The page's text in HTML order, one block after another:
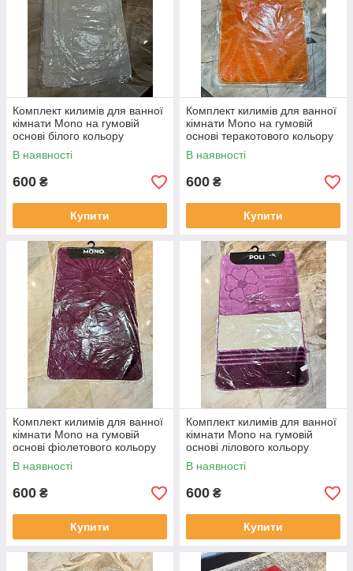
Комплект килимів для ванної
кімнати Mono на гумовій
основі білого кольору
В наявності
600 ₴
Купити
Комплект килимів для ванної
кімнати Mono на гумовій
основі теракотового кольору
В наявності
600 ₴
Купити
Комплект килимів для ванної
кімнати Mono на гумовій
основі фіолетового кольору
В наявності
600 ₴
Купити
Комплект килимів для ванної
кімнати Mono на гумовій
основі лілового кольору
В наявності
600 ₴
Купити